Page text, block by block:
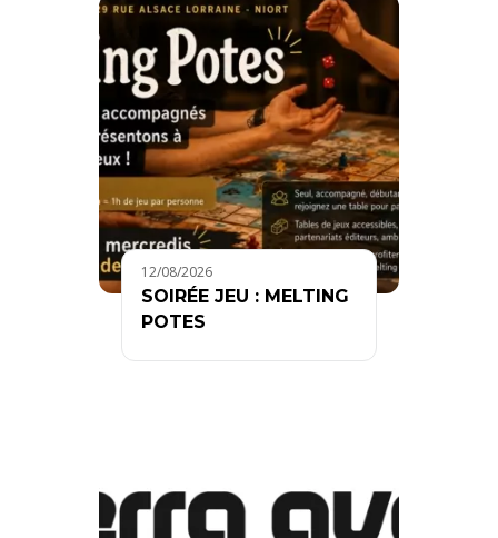
12/08/2026
SOIRÉE JEU : MELTING
POTES